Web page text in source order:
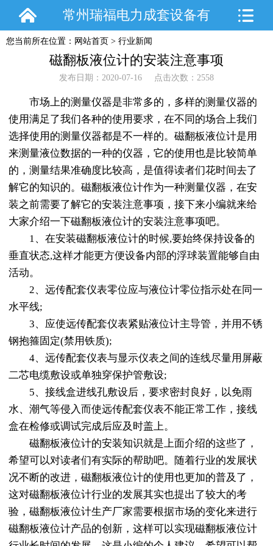
常州瑞福电力成套设备有
限公司
您当前所在位置： 网站首页 > 行业新闻
磁翻板液位计的安装注意事项
发布日期：2020-07-16 点击次数：2558
市场上的测量仪器是非常多的，多样的测量仪器的
使用满足了我们各种的使用要求，在不同的场合上我们
选择使用的测量仪器都是不一样的。磁翻板液位计是用
来测量液位数据的一种的仪器，它的使用也是比较简单
的，测量结果准确度比较高，是值得读者们花时间去了
解它的知识的。磁翻板液位计作为一种测量仪器，在安
装之前需要了解它的安装注意事项，接下来小编就来给
大家介绍一下磁翻板液位计的安装注意事项吧。
1、在安装磁翻板液位计的时候,要始终保持设备的
垂直状态,这样才能更方便设备内部的浮球装置能够自由
活动。
2、远传配套仪表零位应与液位计零位指示处在同一
水平线;
3、应使远传配套仪表紧贴液位计主导管，并用不锈
钢抱箍固定(禁用铁质);
4、远传配套仪表与显示仪表之间的连线尽量用屏蔽
二芯电缆敷设或单独穿保护管敷设;
5、接线盒进线孔敷设后，要求密封良好，以免雨
水、潮气等侵入而使远传配套仪表不能正常工作，接线
盒在检修或调试完成后应及时盖上。
磁翻板液位计的安装知识就是上面介绍的这些了，
希望可以对读者们有实际的帮助吧。随着行业的发展状
况不断的改进，磁翻板液位计的使用也更加的普及了，
这对磁翻板液位计行业的发展其实也提出了较大的考
验，磁翻板液位计生产厂家需要根据市场的变化来进行
磁翻板液位计产品的创新，这样可以实现磁翻板液位计